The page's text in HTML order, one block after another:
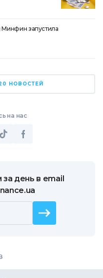
Минфин запустила
НОВОСТЕЙ
на нас
за день в email